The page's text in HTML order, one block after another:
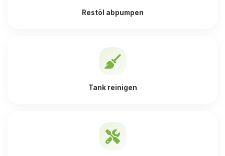
Restöl abpumpen
Tank reinigen